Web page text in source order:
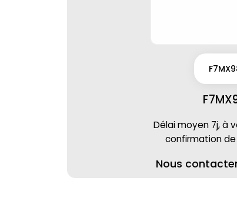
Délai moyen 7j, à
confirmation
Nous